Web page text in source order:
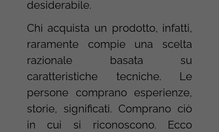
desiderabile.
Chi acquista un prodotto, infatti,
raramente compie una scelta
razionale basata su
caratteristiche tecniche. Le
persone comprano esperienze,
storie, significati. Comprano ciò
in cui si riconoscono. Ecco